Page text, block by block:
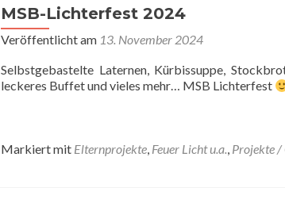
MSB-Lichterfest 2024
Veröffentlicht am 13. November 2024
Selbstgebastelte Laternen, Kürbissuppe,
leckeres Buffet und vieles mehr… MSB Lichterfest
Markiert mit Elternprojekte, Feuer Licht u.a., Projekte /